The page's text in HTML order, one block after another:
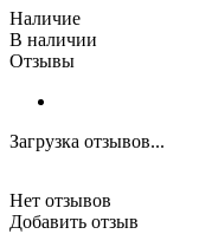
Наличие
В наличии
Отзывы
Загрузка отзывов...
Нет отзывов
Добавить отзыв